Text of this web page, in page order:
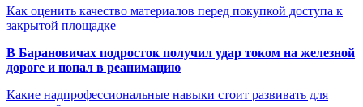
Как оценить качество материалов перед покупкой доступа к
закрытой площадке
В Барановичах подросток получил удар током на железной
дороге и попал в реанимацию
Какие надпрофессиональные навыки стоит развивать для